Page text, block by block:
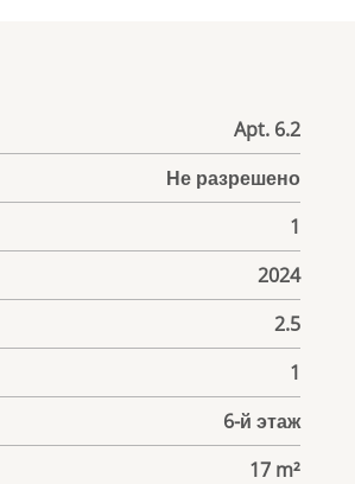
Apt. 6.2
Не разрешено
1
2024
2.5
1
6-й этаж
17 m²